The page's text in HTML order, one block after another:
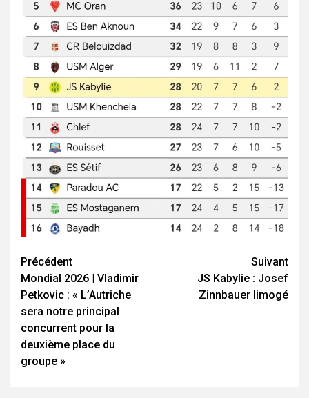
Navigation
d’article
Précédent
Mondial 2026 | Vladimir
Petkovic : « L’Autriche
sera notre principal
concurrent pour la
deuxième place du
groupe »
Suivant
JS Kabylie : Josef
Zinnbauer limogé